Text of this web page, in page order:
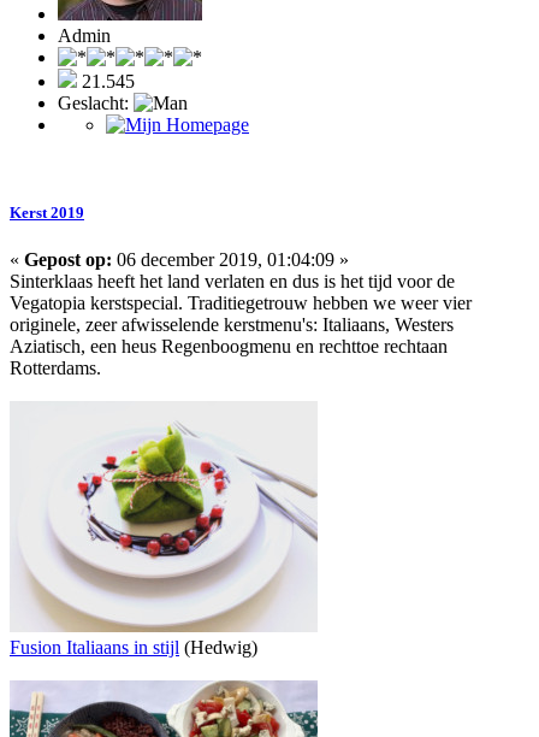
Admin
21.545
Geslacht:
Kerst 2019
« Gepost op: 06 december 2019, 01:04:09 »
Sinterklaas heeft het land verlaten en dus is het tijd voor de
Vegatopia kerstspecial. Traditiegetrouw hebben we weer vier
originele, zeer afwisselende kerstmenu's: Italiaans, Westers
Aziatisch, een heus Regenboogmenu en rechttoe rechtaan
Rotterdams.
Fusion Italiaans in stijl (Hedwig)